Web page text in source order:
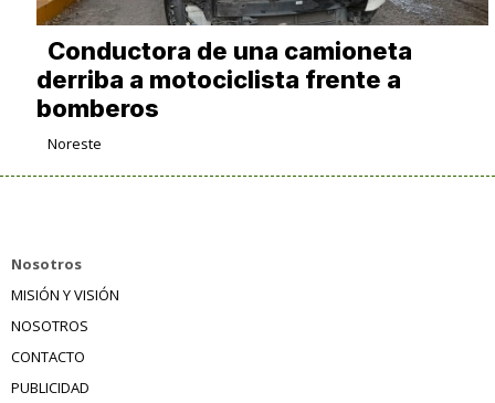
Conductora de una camioneta
derriba a motociclista frente a
bomberos
Noreste
Nosotros
MISIÓN Y VISIÓN
NOSOTROS
CONTACTO
PUBLICIDAD